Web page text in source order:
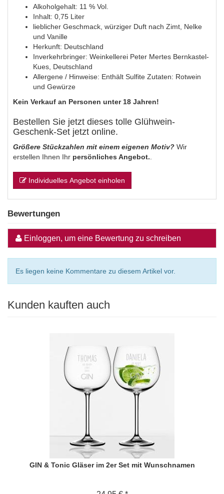
Alkoholgehalt: 11 % Vol.
Inhalt: 0,75 Liter
lieblicher Geschmack, würziger Duft nach Zimt, Nelke
und Vanille
Herkunft: Deutschland
Inverkehrbringer: Weinkellerei Peter Mertes Bernkastel-
Kues, Deutschland
Allergene / Hinweise: Enthält Sulfite Zutaten: Rotwein
und Gewürze
Kein Verkauf an Personen unter 18 Jahren!
Bestellen Sie jetzt dieses tolle Glühwein-
Geschenk-Set jetzt online.
Größere Stückzahlen mit einem eigenen Motiv? Wir
erstellen Ihnen Ihr persönliches Angebot.
Individuelles Angebot einholen
Bewertungen
Einloggen, um eine Bewertung zu schreiben
Es liegen keine Kommentare zu diesem Artikel vor.
Kunden kauften auch
GIN & Tonic Gläser im 2er Set mit Wunschnamen